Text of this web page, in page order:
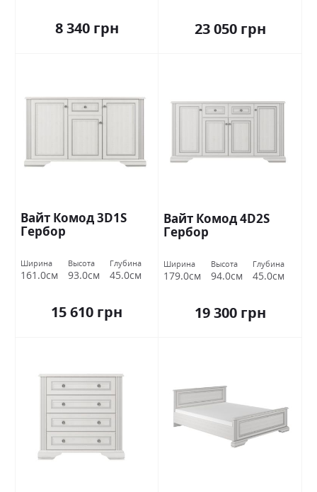
8 340 грн 23 050 грн
Вайт Комод 3D1S
Гербор
Ширина
161.0см
Высота
93.0см
Глубина
45.0см
15 610 грн
Вайт Комод 4D2S
Гербор
Ширина
179.0см
Высота
94.0см
Глубина
45.0см
19 300 грн